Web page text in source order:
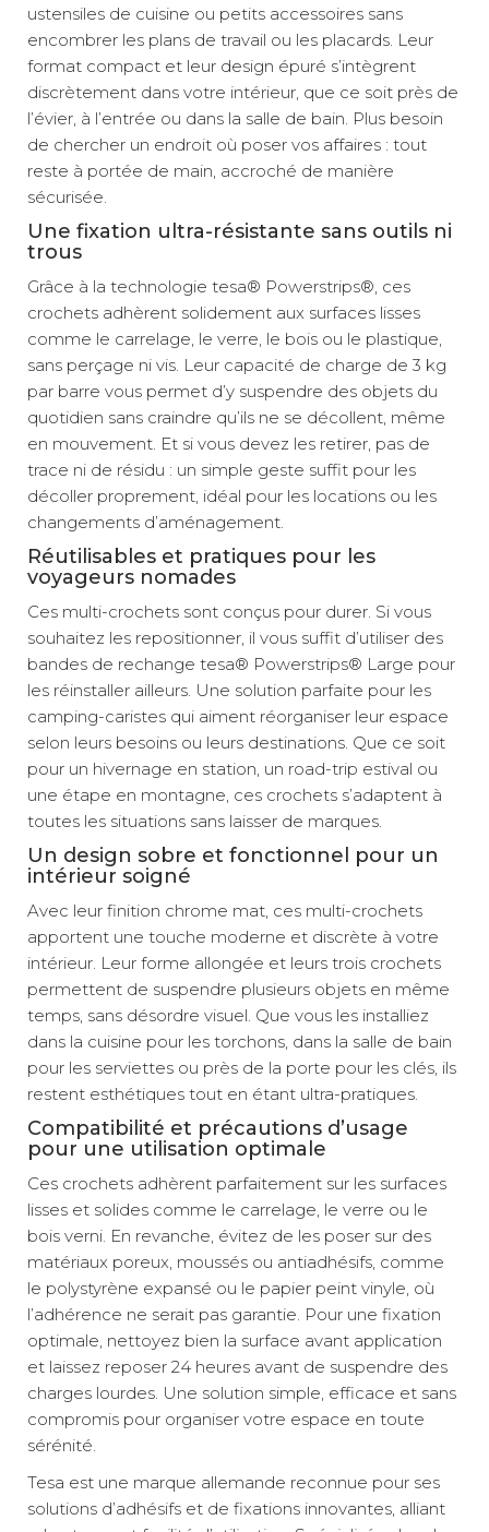
ustensiles de cuisine ou petits accessoires sans
encombrer les plans de travail ou les placards. Leur
format compact et leur design épuré s’intègrent
discrètement dans votre intérieur, que ce soit près de
l’évier, à l’entrée ou dans la salle de bain. Plus besoin
de chercher un endroit où poser vos affaires : tout
reste à portée de main, accroché de manière
sécurisée.
Une fixation ultra-résistante sans outils ni
trous
Grâce à la technologie tesa® Powerstrips®, ces
crochets adhèrent solidement aux surfaces lisses
comme le carrelage, le verre, le bois ou le plastique,
sans perçage ni vis. Leur capacité de charge de 3 kg
par barre vous permet d’y suspendre des objets du
quotidien sans craindre qu’ils ne se décollent, même
en mouvement. Et si vous devez les retirer, pas de
trace ni de résidu : un simple geste suffit pour les
décoller proprement, idéal pour les locations ou les
changements d’aménagement.
Réutilisables et pratiques pour les
voyageurs nomades
Ces multi-crochets sont conçus pour durer. Si vous
souhaitez les repositionner, il vous suffit d’utiliser des
bandes de rechange tesa® Powerstrips® Large pour
les réinstaller ailleurs. Une solution parfaite pour les
camping-caristes qui aiment réorganiser leur espace
selon leurs besoins ou leurs destinations. Que ce soit
pour un hivernage en station, un road-trip estival ou
une étape en montagne, ces crochets s’adaptent à
toutes les situations sans laisser de marques.
Un design sobre et fonctionnel pour un
intérieur soigné
Avec leur finition chrome mat, ces multi-crochets
apportent une touche moderne et discrète à votre
intérieur. Leur forme allongée et leurs trois crochets
permettent de suspendre plusieurs objets en même
temps, sans désordre visuel. Que vous les installiez
dans la cuisine pour les torchons, dans la salle de bain
pour les serviettes ou près de la porte pour les clés, ils
restent esthétiques tout en étant ultra-pratiques.
Compatibilité et précautions d’usage
pour une utilisation optimale
Ces crochets adhèrent parfaitement sur les surfaces
lisses et solides comme le carrelage, le verre ou le
bois verni. En revanche, évitez de les poser sur des
matériaux poreux, moussés ou antiadhésifs, comme
le polystyrène expansé ou le papier peint vinyle, où
l’adhérence ne serait pas garantie. Pour une fixation
optimale, nettoyez bien la surface avant application
et laissez reposer 24 heures avant de suspendre des
charges lourdes. Une solution simple, efficace et sans
compromis pour organiser votre espace en toute
sérénité.
Tesa est une marque allemande reconnue pour ses
solutions d’adhésifs et de fixations innovantes, alliant